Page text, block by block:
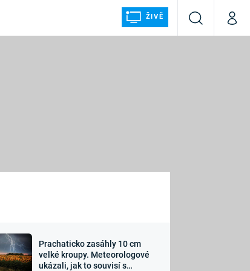
ŽIVĚ
VyhledáváníMůj
Sledujte nás
Prachaticko zasáhly 10 cm
velké kroupy. Meteorologové
ukázali, jak to souvisí s